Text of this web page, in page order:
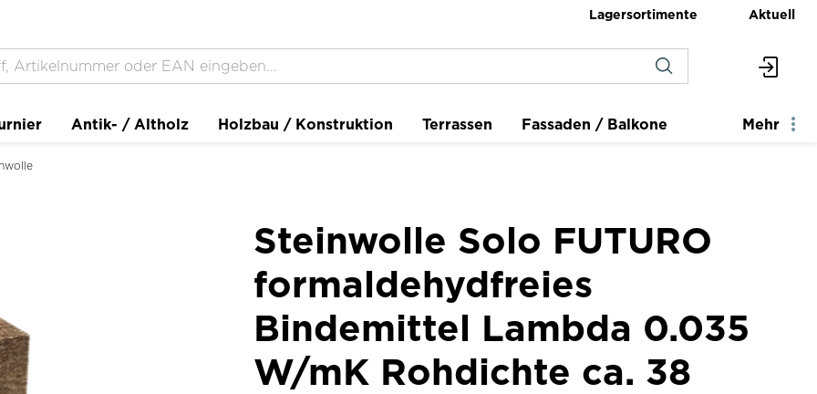
Lagersortimente Aktuell
Antik- / Altholz Holzbau / Konstruktion Terrassen Fassaden / Balkone Mehr
Steinwolle Solo FUTURO
formaldehydfreies
Bindemittel Lambda 0.035
W/mK Rohdichte ca. 38